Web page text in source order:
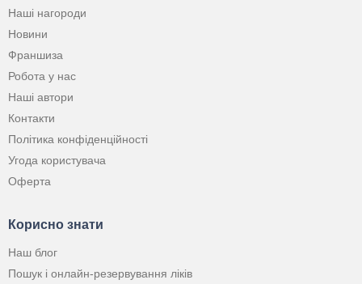
Наші нагороди
Новини
Франшиза
Робота у нас
Наші автори
Контакти
Політика конфіденційності
Угода користувача
Оферта
Корисно знати
Наш блог
Пошук і онлайн-резервування ліків